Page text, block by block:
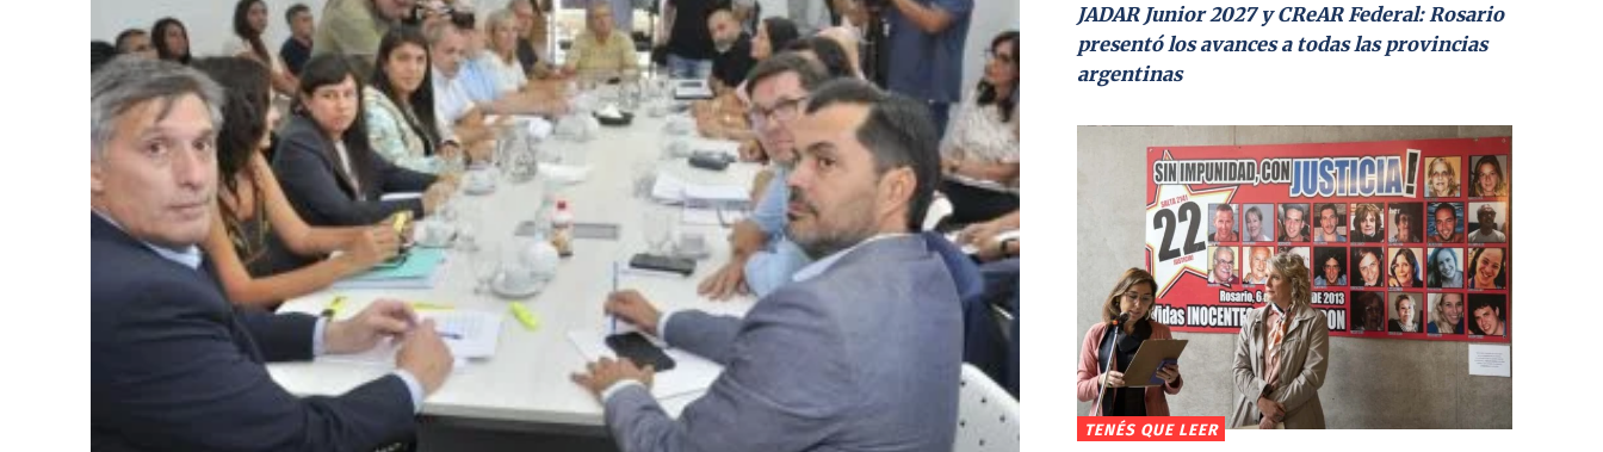
JADAR Junior 2027 y CReAR Federal: Rosario
presentó los avances a todas las provincias
argentinas
TENÉS QUE LEER